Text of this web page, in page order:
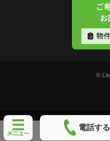
©
電話する